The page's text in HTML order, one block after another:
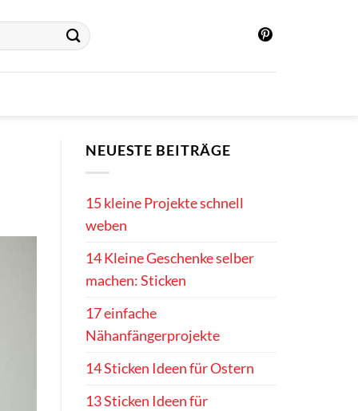
NEUESTE BEITRÄGE
15 kleine Projekte schnell
weben
14 Kleine Geschenke selber
machen: Sticken
17 einfache
Nähanfängerprojekte
14 Sticken Ideen für Ostern
13 Sticken Ideen für